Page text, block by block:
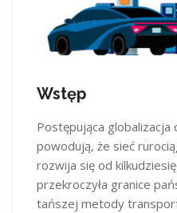
Wstęp
Postępująca globalizacja
powodują, że sieć
rozwija się od
przekroczyła granice
tańszej metody